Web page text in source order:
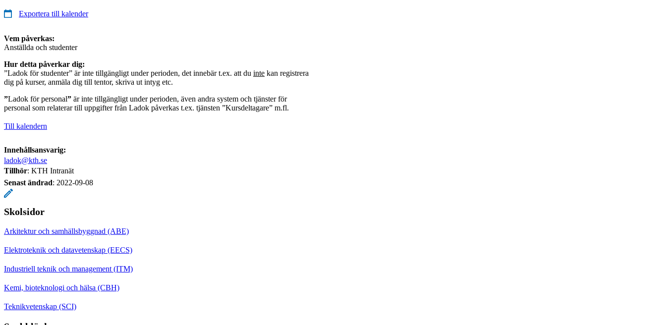
Exportera till kalender
Vem påverkas:
Anställda och studenter
Hur detta påverkar dig:
”Ladok för studenter” är inte tillgängligt under perioden, det innebär t.ex. att du inte kan registrera
dig på kurser, anmäla dig till tentor, skriva ut intyg etc.
”Ladok för personal” är inte tillgängligt under perioden, även andra system och tjänster för
personal som relaterar till uppgifter från Ladok påverkas t.ex. tjänsten ”Kursdeltagare” m.fl.
Till kalendern
Innehållsansvarig:
ladok@kth.se
Tillhör: KTH Intranät
Senast ändrad: 2022-09-08
Skolsidor
Arkitektur och samhällsbyggnad (ABE)
Elektroteknik och datavetenskap (EECS)
Industriell teknik och management (ITM)
Kemi, bioteknologi och hälsa (CBH)
Teknikvetenskap (SCI)